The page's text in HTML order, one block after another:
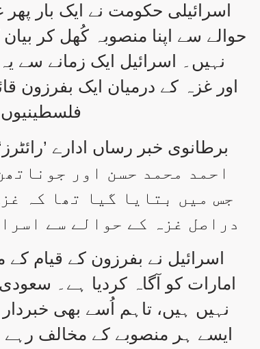
اسرائیلی حکومت نے ایک بار
حوالے سے اپنا منصوبہ کُھل کر
نہیں۔ اسرائیل ایک زمانے
اور غزہ کے درمیان ایک بفرزون
احمد محمد حسن اور
جس میں بتایا گیا تھا کہ
دراصل غزہ کے حوالے سے
اسرائیل نے بفرزون کے قیام
امارات کو آگاہ کردیا ہے۔
نہیں ہیں، تاہم اُسے بھی
ایسے ہر منصوبے کے مخالف